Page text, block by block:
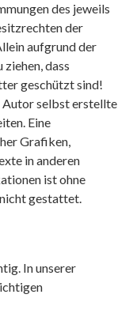
des jeweils
der
aufgrund der
dass
geschützt sind!
selbst erstellte
Eine
Grafiken,
in anderen
ist ohne
gestattet.
In unserer